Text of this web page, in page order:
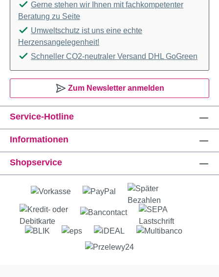
Service-Hotline
Informationen
Shopservice
Gerne stehen wir Ihnen mit fachkompetenter
Beratung zu Seite
Umweltschutz ist uns eine echte
Herzensangelegenheit!
Schneller CO2-neutraler Versand DHL GoGreen
Zum Newsletter anmelden